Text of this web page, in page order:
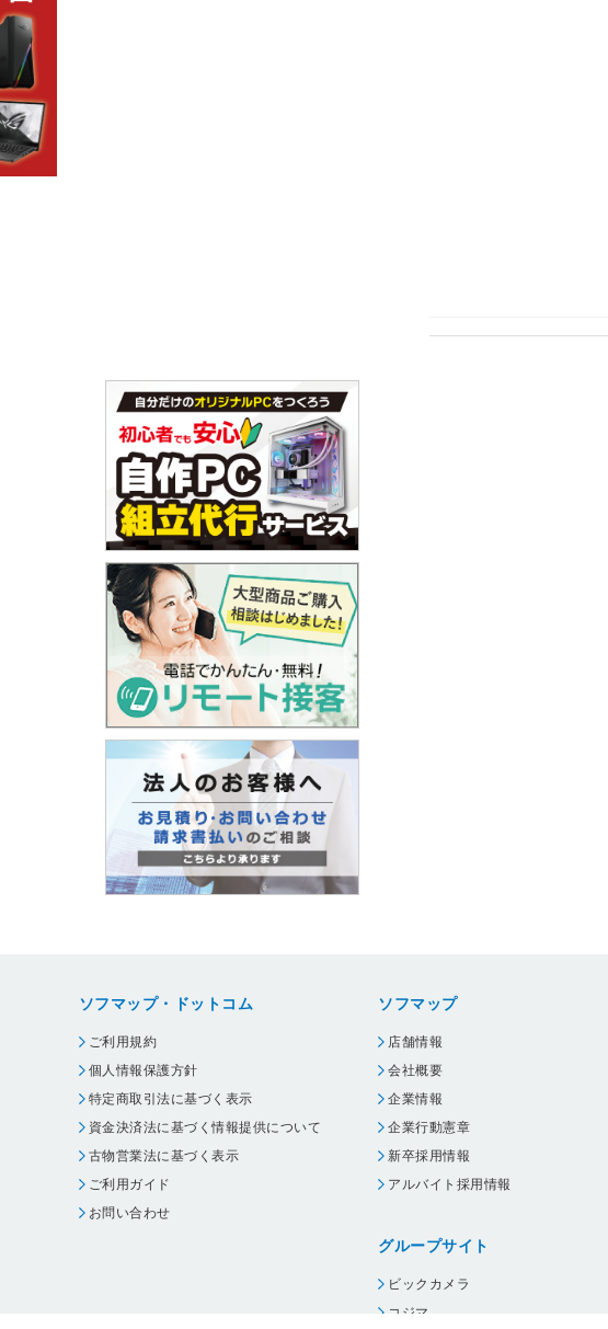
ソフマップ・ドットコム
ご利用規約
個人情報保護方針
特定商取引法に基づく表示
資金決済法に基づく情報提供について
古物営業法に基づく表示
ご利用ガイド
お問い合わせ
ソフマップ
店舗情報
会社概要
企業情報
企業行動憲章
新卒採用情報
アルバイト採用情報
グループサイト
ビックカメラ
コジマ